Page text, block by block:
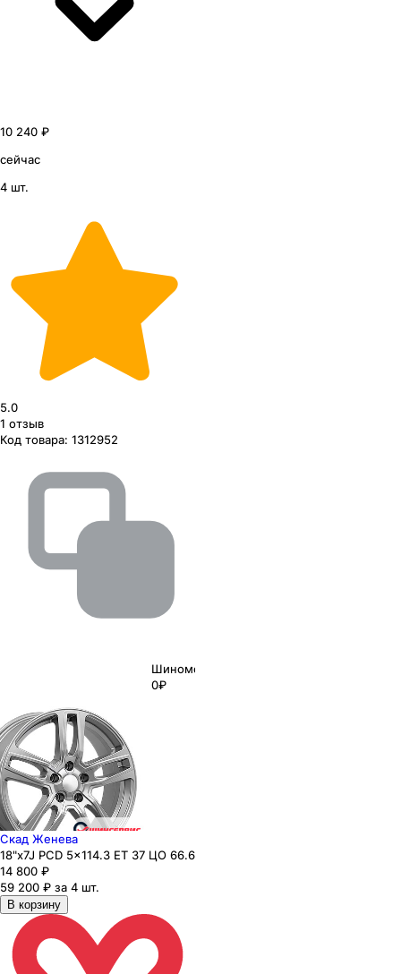
10 240 ₽
сейчас
4 шт.
5.0
1 отзыв
Код товара: 1312952
Шиномонтаж
0₽
Скад Женева
18"x7J PCD 5x114.3 ЕТ 37 ЦО 66.6
14 800 ₽
59 200 ₽ за 4 шт.
В корзину